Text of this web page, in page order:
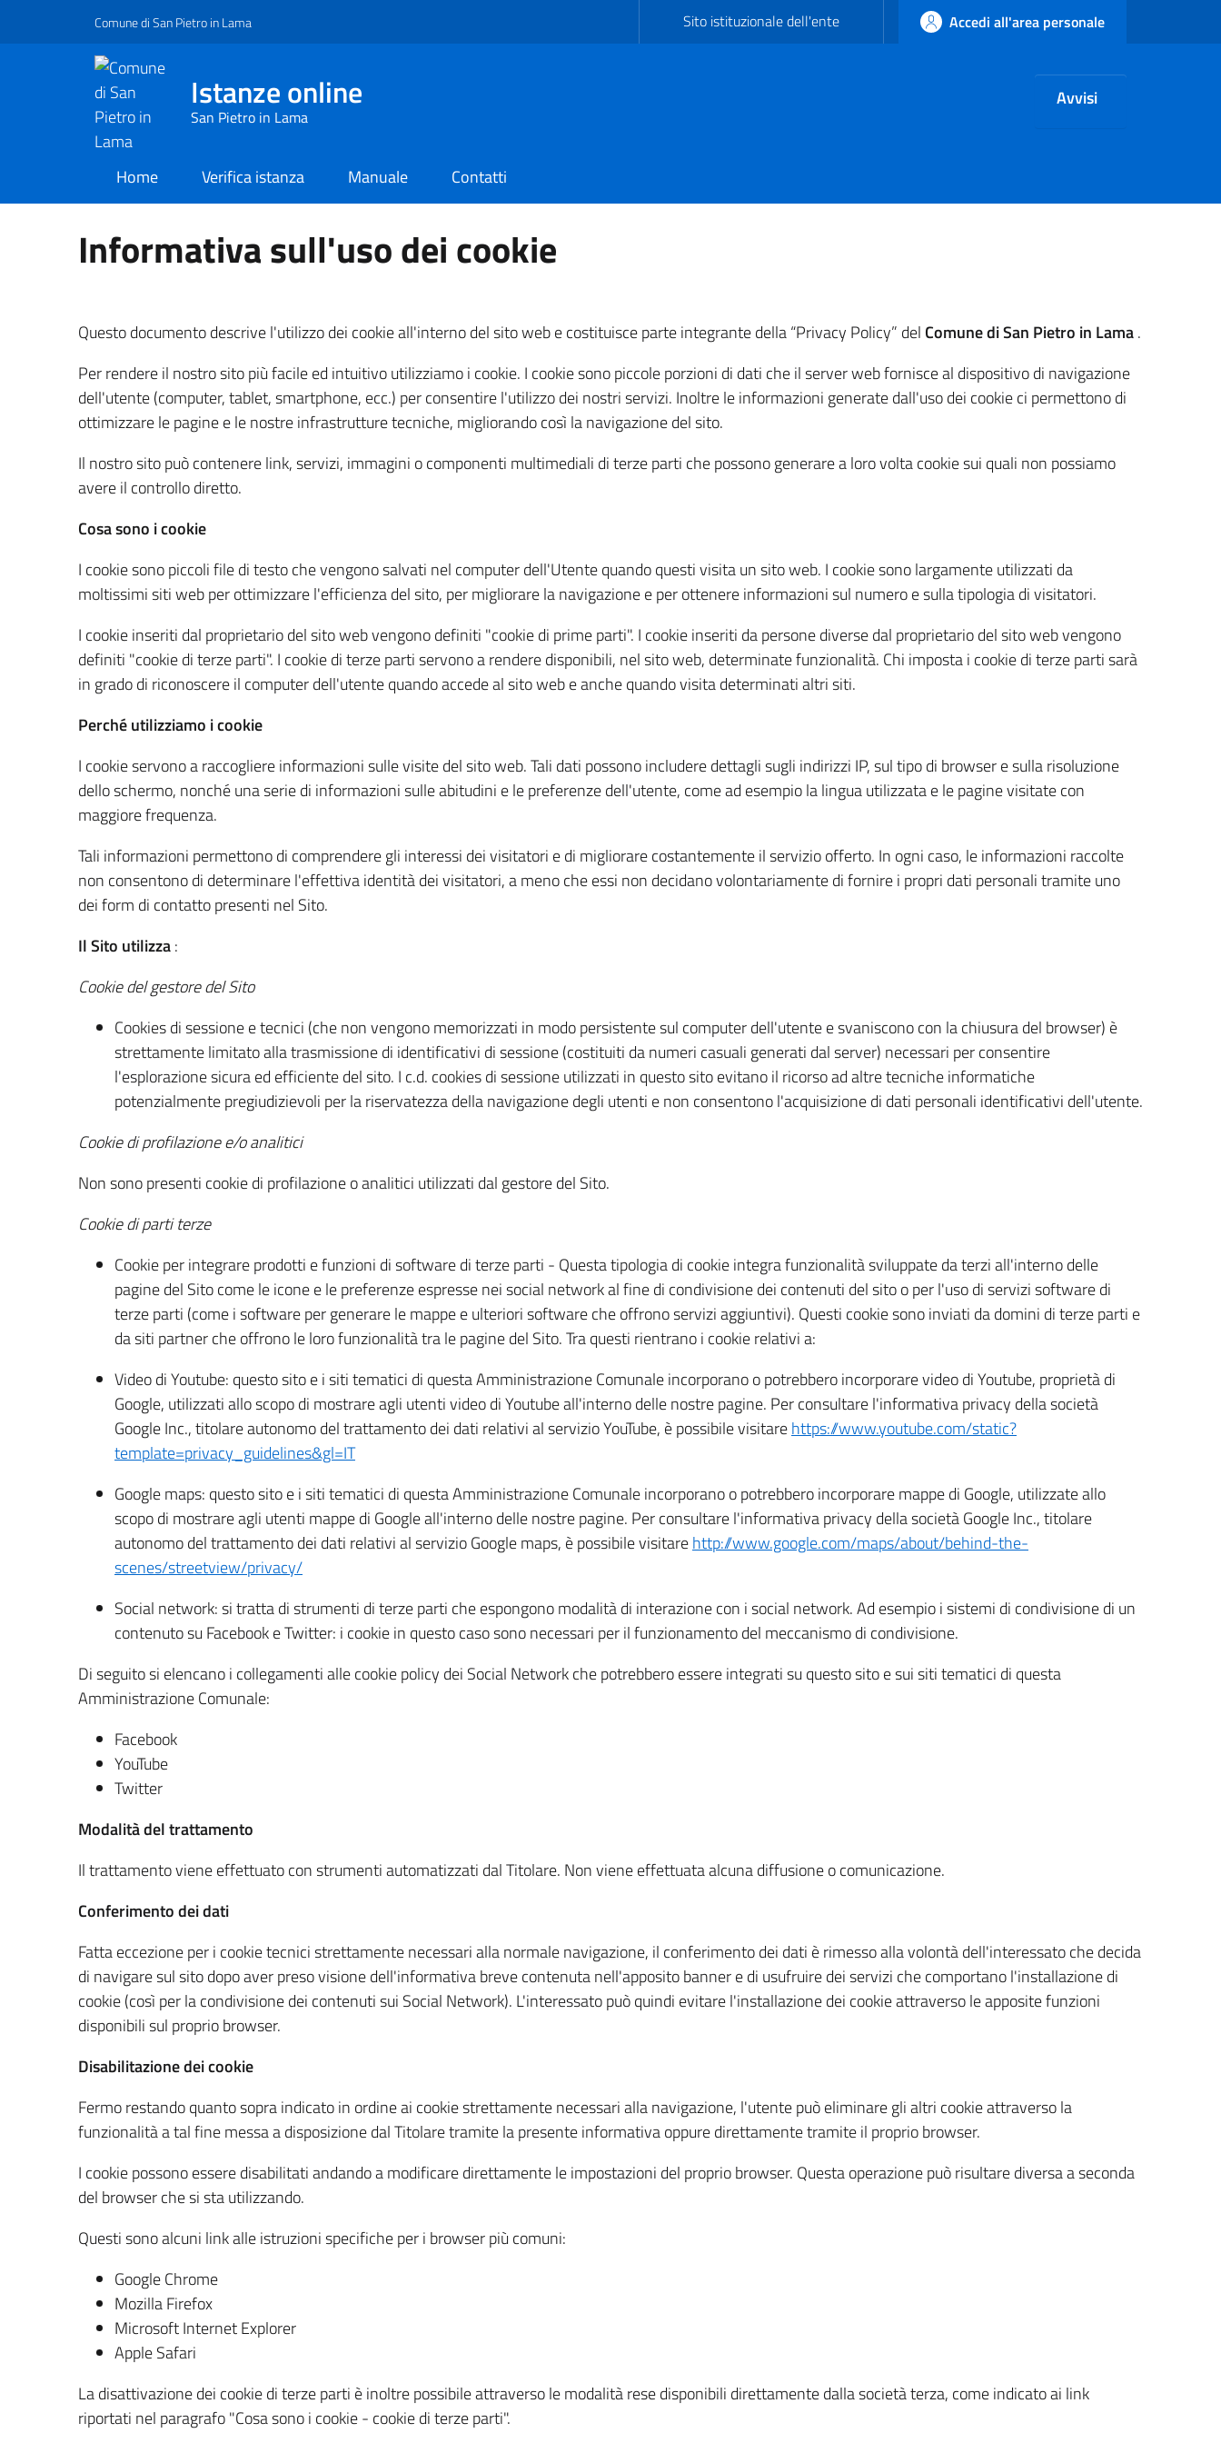
Comune di San Pietro in Lama Sito istituzionale dell'ente Accedi all'area personale
Istanze online
San Pietro in Lama
Avvisi
Home
current Verifica istanza Manuale Contatti
Informativa sull'uso dei cookie
Questo documento descrive l'utilizzo dei cookie all'interno del sito web e costituisce parte integrante della “Privacy Policy” del Comune di San Pietro in Lama.
Per rendere il nostro sito più facile ed intuitivo utilizziamo i cookie. I cookie sono piccole porzioni di dati che il server web fornisce al dispositivo di navigazione
dell'utente (computer, tablet, smartphone, ecc.) per consentire l'utilizzo dei nostri servizi. Inoltre le informazioni generate dall'uso dei cookie ci permettono di
ottimizzare le pagine e le nostre infrastrutture tecniche, migliorando così la navigazione del sito.
Il nostro sito può contenere link, servizi, immagini o componenti multimediali di terze parti che possono generare a loro volta cookie sui quali non possiamo
avere il controllo diretto.
Cosa sono i cookie
I cookie sono piccoli file di testo che vengono salvati nel computer dell'Utente quando questi visita un sito web. I cookie sono largamente utilizzati da
moltissimi siti web per ottimizzare l'efficienza del sito, per migliorare la navigazione e per ottenere informazioni sul numero e sulla tipologia di visitatori.
I cookie inseriti dal proprietario del sito web vengono definiti "cookie di prime parti". I cookie inseriti da persone diverse dal proprietario del sito web vengono
definiti "cookie di terze parti". I cookie di terze parti servono a rendere disponibili, nel sito web, determinate funzionalità. Chi imposta i cookie di terze parti sarà
in grado di riconoscere il computer dell'utente quando accede al sito web e anche quando visita determinati altri siti.
Perché utilizziamo i cookie
I cookie servono a raccogliere informazioni sulle visite del sito web. Tali dati possono includere dettagli sugli indirizzi IP, sul tipo di browser e sulla risoluzione
dello schermo, nonché una serie di informazioni sulle abitudini e le preferenze dell'utente, come ad esempio la lingua utilizzata e le pagine visitate con
maggiore frequenza.
Tali informazioni permettono di comprendere gli interessi dei visitatori e di migliorare costantemente il servizio offerto. In ogni caso, le informazioni raccolte
non consentono di determinare l'effettiva identità dei visitatori, a meno che essi non decidano volontariamente di fornire i propri dati personali tramite uno
dei form di contatto presenti nel Sito.
Il Sito utilizza:
Cookie del gestore del Sito
Cookies di sessione e tecnici (che non vengono memorizzati in modo persistente sul computer dell'utente e svaniscono con la chiusura del browser) è
strettamente limitato alla trasmissione di identificativi di sessione (costituiti da numeri casuali generati dal server) necessari per consentire
l'esplorazione sicura ed efficiente del sito. I c.d. cookies di sessione utilizzati in questo sito evitano il ricorso ad altre tecniche informatiche
potenzialmente pregiudizievoli per la riservatezza della navigazione degli utenti e non consentono l'acquisizione di dati personali identificativi dell'utente.
Cookie di profilazione e/o analitici
Non sono presenti cookie di profilazione o analitici utilizzati dal gestore del Sito.
Cookie di parti terze
Cookie per integrare prodotti e funzioni di software di terze parti - Questa tipologia di cookie integra funzionalità sviluppate da terzi all'interno delle
pagine del Sito come le icone e le preferenze espresse nei social network al fine di condivisione dei contenuti del sito o per l'uso di servizi software di
terze parti (come i software per generare le mappe e ulteriori software che offrono servizi aggiuntivi). Questi cookie sono inviati da domini di terze parti e
da siti partner che offrono le loro funzionalità tra le pagine del Sito. Tra questi rientrano i cookie relativi a:
Video di Youtube: questo sito e i siti tematici di questa Amministrazione Comunale incorporano o potrebbero incorporare video di Youtube, proprietà di
Google, utilizzati allo scopo di mostrare agli utenti video di Youtube all'interno delle nostre pagine. Per consultare l'informativa privacy della società
Google Inc., titolare autonomo del trattamento dei dati relativi al servizio YouTube, è possibile visitarehttps://www.youtube.com/static?
template=privacy_guidelines&gl=IT
Google maps: questo sito e i siti tematici di questa Amministrazione Comunale incorporano o potrebbero incorporare mappe di Google, utilizzate allo
scopo di mostrare agli utenti mappe di Google all'interno delle nostre pagine. Per consultare l'informativa privacy della società Google Inc., titolare
autonomo del trattamento dei dati relativi al servizio Google maps, è possibile visitarehttp://www.google.com/maps/about/behind-the-
scenes/streetview/privacy/
Social network: si tratta di strumenti di terze parti che espongono modalità di interazione con i social network. Ad esempio i sistemi di condivisione di un
contenuto su Facebook e Twitter: i cookie in questo caso sono necessari per il funzionamento del meccanismo di condivisione.
Di seguito si elencano i collegamenti alle cookie policy dei Social Network che potrebbero essere integrati su questo sito e sui siti tematici di questa
Amministrazione Comunale:
Facebook
YouTube
Twitter
Modalità del trattamento
Il trattamento viene effettuato con strumenti automatizzati dal Titolare. Non viene effettuata alcuna diffusione o comunicazione.
Conferimento dei dati
Fatta eccezione per i cookie tecnici strettamente necessari alla normale navigazione, il conferimento dei dati è rimesso alla volontà dell'interessato che decida
di navigare sul sito dopo aver preso visione dell'informativa breve contenuta nell'apposito banner e di usufruire dei servizi che comportano l'installazione di
cookie (così per la condivisione dei contenuti sui Social Network). L'interessato può quindi evitare l'installazione dei cookie attraverso le apposite funzioni
disponibili sul proprio browser.
Disabilitazione dei cookie
Fermo restando quanto sopra indicato in ordine ai cookie strettamente necessari alla navigazione, l'utente può eliminare gli altri cookie attraverso la
funzionalità a tal fine messa a disposizione dal Titolare tramite la presente informativa oppure direttamente tramite il proprio browser.
I cookie possono essere disabilitati andando a modificare direttamente le impostazioni del proprio browser. Questa operazione può risultare diversa a seconda
del browser che si sta utilizzando.
Questi sono alcuni link alle istruzioni specifiche per i browser più comuni:
Google Chrome
Mozilla Firefox
Microsoft Internet Explorer
Apple Safari
La disattivazione dei cookie di terze parti è inoltre possibile attraverso le modalità rese disponibili direttamente dalla società terza, come indicato ai link
riportati nel paragrafo "Cosa sono i cookie - cookie di terze parti".